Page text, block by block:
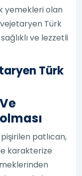
yemekleri olan
Türk
ve lezzetli
Türk
patlıcan,
karakterize